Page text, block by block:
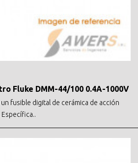
Fluke DMM-44/100 0.4A-1000V
fusible digital de cerámica de acción